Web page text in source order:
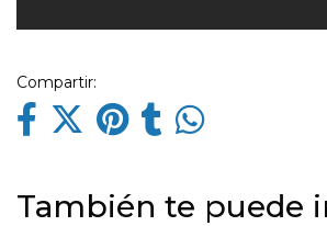
Compartir:
También te puede